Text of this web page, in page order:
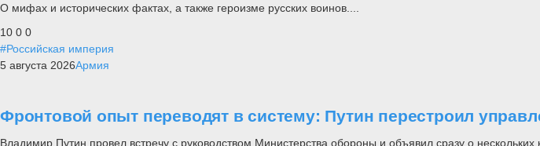
О мифах и исторических фактах, а также героизме русских воинов....
10 0 0
#Российская империя
5 августа 2026Армия
Фронтовой опыт переводят в систему: Путин перестроил
Владимир Путин провел встречу с руководством Министерства обороны и объявил сразу о